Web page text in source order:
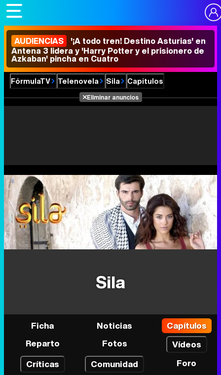
AUDIENCIAS '¡A todo tren! Destino Asturias' en
Antena 3 lidera y 'Harry Potter y el prisionero de
Azkaban' pincha en Cuatro
FórmulaTV Telenovela Sila Capítulos
Eliminar anuncios
Sila
Ficha Noticias
Capítulos
Reparto
Fotos
Vídeos
Críticas
Comunidad Foro